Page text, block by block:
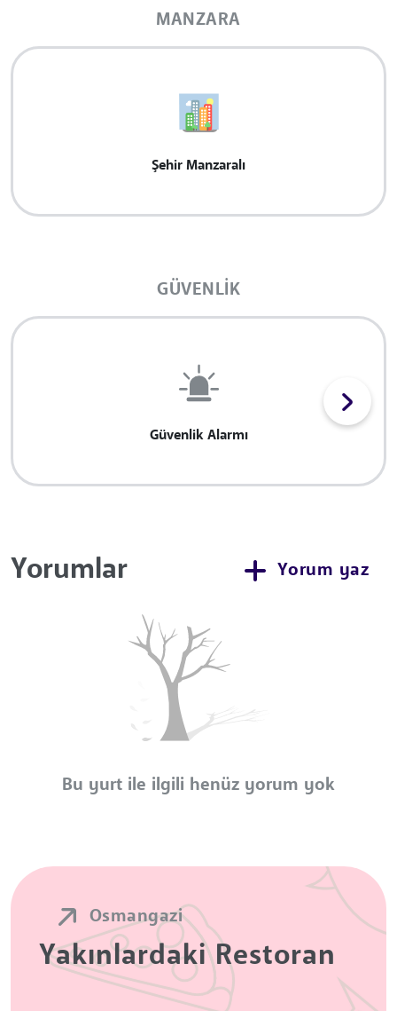
MANZARA
Şehir Manzaralı
GÜVENLIK
Güvenlik Alarmı
Yorumlar Yorum yaz
Bu yurt ile ilgili henüz yorum yok
Osmangazi
Yakınlardaki Restoran